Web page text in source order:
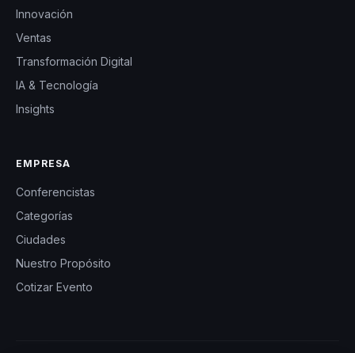
Innovación
Ventas
Transformación Digital
IA & Tecnología
Insights
EMPRESA
Conferencistas
Categorías
Ciudades
Nuestro Propósito
Cotizar Evento